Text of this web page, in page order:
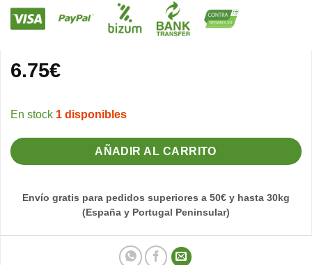
6.75€
1 disponibles
AÑADIR AL CARRITO
Envío gratis para pedidos superiores a 50€ y hasta 30kg
(España y Portugal Peninsular)